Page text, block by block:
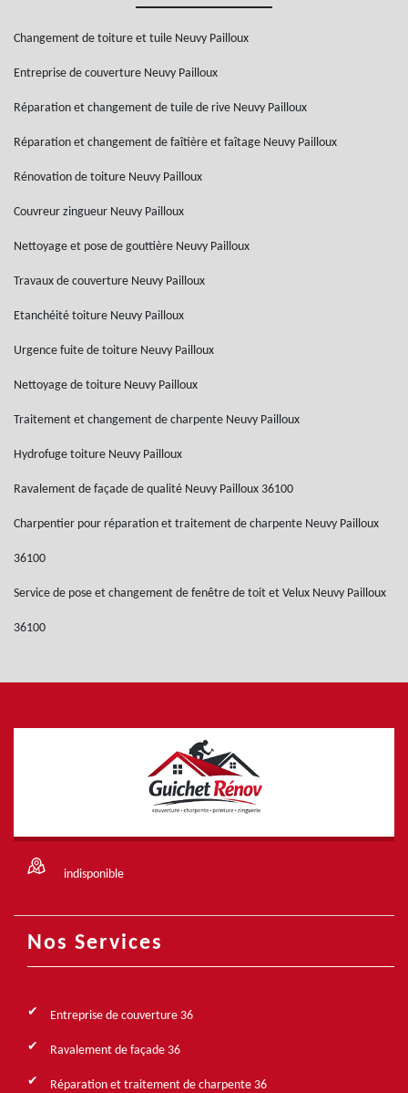
Changement de toiture et tuile Neuvy Pailloux
Entreprise de couverture Neuvy Pailloux
Réparation et changement de tuile de rive Neuvy Pailloux
Réparation et changement de faîtière et faîtage Neuvy Pailloux
Rénovation de toiture Neuvy Pailloux
Couvreur zingueur Neuvy Pailloux
Nettoyage et pose de gouttière Neuvy Pailloux
Travaux de couverture Neuvy Pailloux
Etanchéité toiture Neuvy Pailloux
Urgence fuite de toiture Neuvy Pailloux
Nettoyage de toiture Neuvy Pailloux
Traitement et changement de charpente Neuvy Pailloux
Hydrofuge toiture Neuvy Pailloux
Ravalement de façade de qualité Neuvy Pailloux 36100
Charpentier pour réparation et traitement de charpente Neuvy Pailloux
36100
Service de pose et changement de fenêtre de toit et Velux Neuvy Pailloux
36100
indisponible
Nos Services
Entreprise de couverture 36
Ravalement de façade 36
Réparation et traitement de charpente 36